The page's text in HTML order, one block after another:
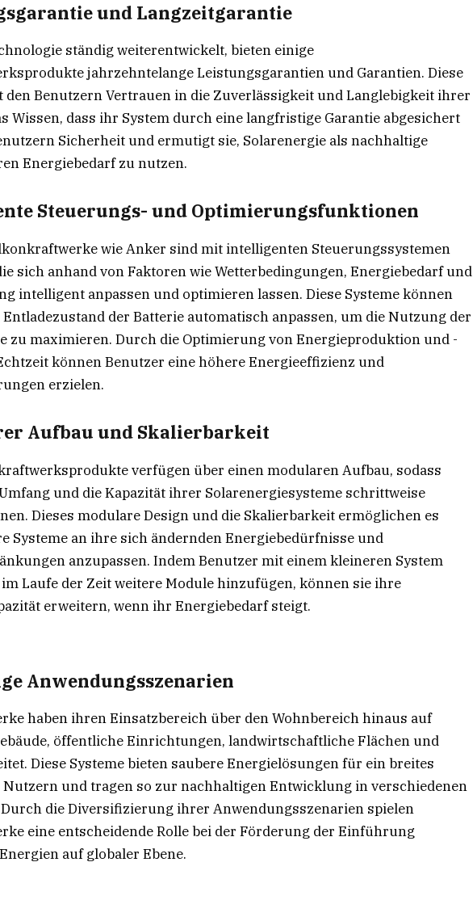
und Langzeitgarantie
ständig weiterentwickelt, bieten einige
jahrzehntelange Leistungsgarantien und Garantien. Diese
den Benutzern Vertrauen in die Zuverlässigkeit und Langlebigkeit ihrer
Wissen, dass ihr System durch eine langfristige Garantie abgesichert
Sicherheit und ermutigt sie, Solarenergie als nachhaltige
Energiebedarf zu nutzen.
Steuerungs- und Optimierungsfunktionen
wie Anker sind mit intelligenten Steuerungssystemen
sich anhand von Faktoren wie Wetterbedingungen, Energiebedarf und
intelligent anpassen und optimieren lassen. Diese Systeme können
Entladezustand der Batterie automatisch anpassen, um die Nutzung der
zu maximieren. Durch die Optimierung von Energieproduktion und -
können Benutzer eine höhere Energieeffizienz und
erzielen.
Aufbau und Skalierbarkeit
verfügen über einen modularen Aufbau, sodass
und die Kapazität ihrer Solarenergiesysteme schrittweise
Dieses modulare Design und die Skalierbarkeit ermöglichen es
Systeme an ihre sich ändernden Energiebedürfnisse und
anzupassen. Indem Benutzer mit einem kleineren System
Laufe der Zeit weitere Module hinzufügen, können sie ihre
erweitern, wenn ihr Energiebedarf steigt.
Anwendungsszenarien
haben ihren Einsatzbereich über den Wohnbereich hinaus auf
öffentliche Einrichtungen, landwirtschaftliche Flächen und
Diese Systeme bieten saubere Energielösungen für ein breites
und tragen so zur nachhaltigen Entwicklung in verschiedenen
die Diversifizierung ihrer Anwendungsszenarien spielen
eine entscheidende Rolle bei der Förderung der Einführung
auf globaler Ebene.